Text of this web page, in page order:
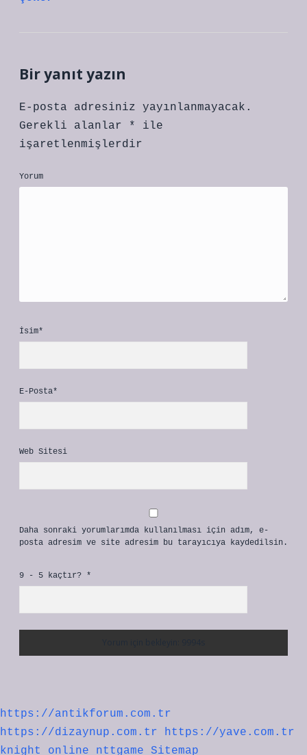
Bir yanıt yazın
E-posta adresiniz yayınlanmayacak.
Gerekli alanlar
*
ile
işaretlenmişlerdir
Yorum
İsim*
E-Posta*
Web Sitesi
Daha sonraki yorumlarımda kullanılması için adım, e-
posta adresim ve site adresim bu tarayıcıya kaydedilsin.
9 - 5 kaçtır? *
https://antikforum.com.tr
https://dizaynup.com.tr
https://yave.com.tr
knight online
nttgame Sitemap